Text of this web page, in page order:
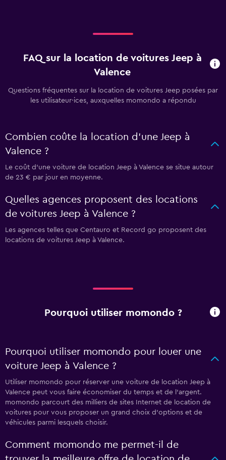
FAQ sur la location de voitures Jeep à
Valence
Questions fréquentes sur la location de voitures Jeep posées par
les utilisateur·ices, auxquelles momondo a répondu
Combien coûte la location d'une Jeep à
Valence ?
Le coût d'une voiture de location Jeep à Valence se situe autour
de 23 € par jour en moyenne.
Quelles agences proposent des locations
de voitures Jeep à Valence ?
Les agences telles que Centauro et Record go proposent des
locations de voitures Jeep à Valence.
Pourquoi utiliser momondo ?
Pourquoi utiliser momondo pour louer une
voiture Jeep à Valence ?
Utiliser momondo pour réserver une voiture de location Jeep à
Valence peut vous faire économiser du temps et de l'argent.
momondo parcourt des milliers de sites Internet de location de
voitures pour vous proposer un grand choix d'options et de
véhicules parmi lesquels choisir.
Comment momondo me permet-il de